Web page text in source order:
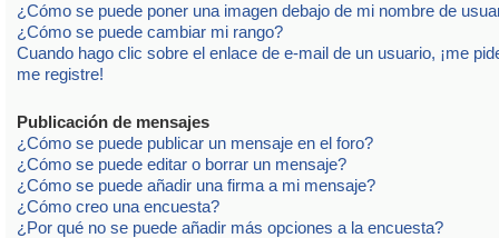
¿Cómo se puede poner una imagen debajo de mi nombre de
¿Cómo se puede cambiar mi rango?
Cuando hago clic sobre el enlace de e-mail de un usuario, ¡me
me registre!
Publicación de mensajes
¿Cómo se puede publicar un mensaje en el foro?
¿Cómo se puede editar o borrar un mensaje?
¿Cómo se puede añadir una firma a mi mensaje?
¿Cómo creo una encuesta?
¿Por qué no se puede añadir más opciones a la encuesta?